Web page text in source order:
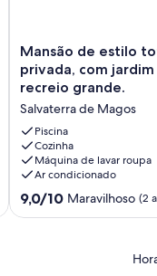
Mansão
de
estilo
totalmente
privada,
com
jardim
e
área
de
Mansão de estilo
privada, com
recreio grande.
Salvaterra de Magos
Piscina
Cozinha
Máquina de lavar roupa
Ar condicionado
Pontuação
de
9,0/10 Maravilhoso (2